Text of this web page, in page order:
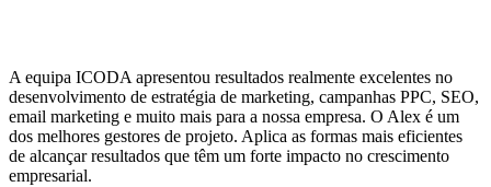
A equipa ICODA apresentou resultados realmente excelentes no
desenvolvimento de estratégia de marketing, campanhas PPC, SEO,
email marketing e muito mais para a nossa empresa. O Alex é um
dos melhores gestores de projeto. Aplica as formas mais eficientes
de alcançar resultados que têm um forte impacto no crescimento
empresarial.